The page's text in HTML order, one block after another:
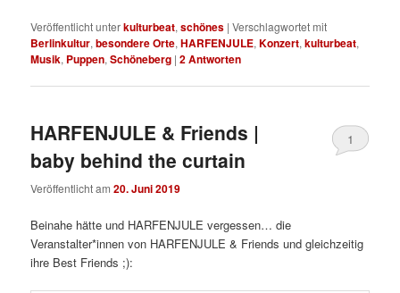
Veröffentlicht unterkulturbeat,schönes |Verschlagwortet mit
Berlinkultur,besondere Orte,HARFENJULE,Konzert,kulturbeat,
Musik, Puppen,Schöneberg |2Antworten
HARFENJULE & Friends |
baby behind the curtain
Veröffentlicht am20. Juni 2019
1
Beinahe hätte und HARFENJULE vergessen… die
Veranstalter*innen von HARFENJULE & Friends und gleichzeitig
ihre Best Friends ;):